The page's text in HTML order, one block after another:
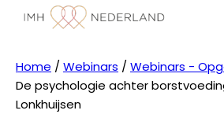
Home / Webinars / Webinars -
De psychologie achter
Lonkhuijsen